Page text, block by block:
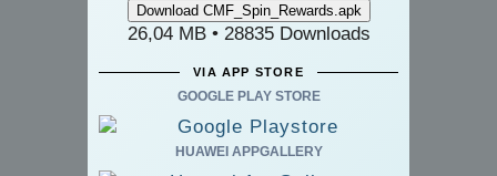
26,04 MB • 28835 Downloads
VIA APP STORE
GOOGLE PLAY STORE
HUAWEI APPGALLERY